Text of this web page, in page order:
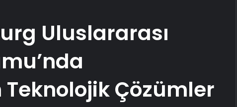
Uluslararası
Teknolojik Çözümler